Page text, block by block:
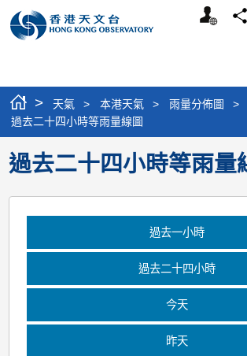
個
分
> 天氣 > 本港天氣 > 雨量分佈圖
>
過去二十四小時等雨量線圖
過去二十四小時等雨量
過去一小時
過去二十四小時
今天
昨天